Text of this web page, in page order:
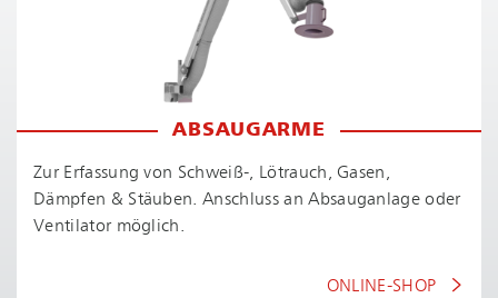
ABSAUGARME
Zur Erfassung von Schweiß-, Lötrauch, Gasen,
Dämpfen & Stäuben. Anschluss an Absauganlage oder
Ventilator möglich.
ONLINE-SHOP